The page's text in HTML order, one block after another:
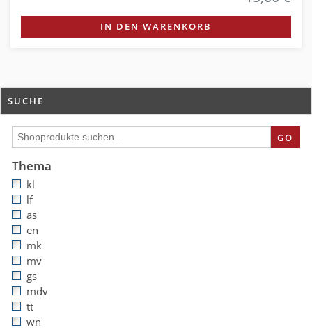
IN DEN WARENKORB
SUCHE
GO
Thema
kl
lf
as
en
mk
mv
gs
mdv
tt
wn